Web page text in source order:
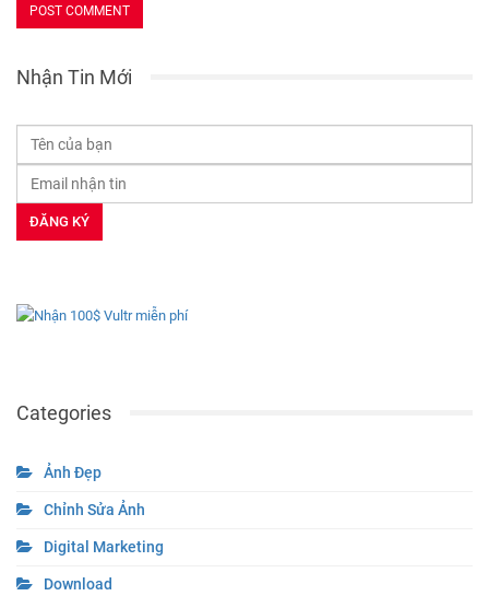
Nhận Tin Mới
Categories
Ảnh Đẹp
Chỉnh Sửa Ảnh
Digital Marketing
Download